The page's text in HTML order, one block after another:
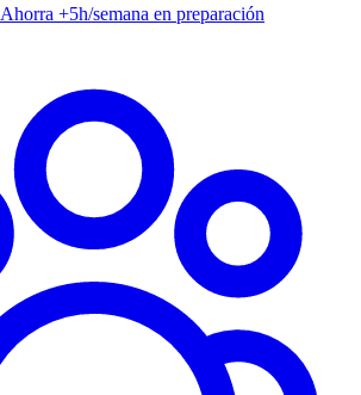
Ahorra +5h/semana en preparación